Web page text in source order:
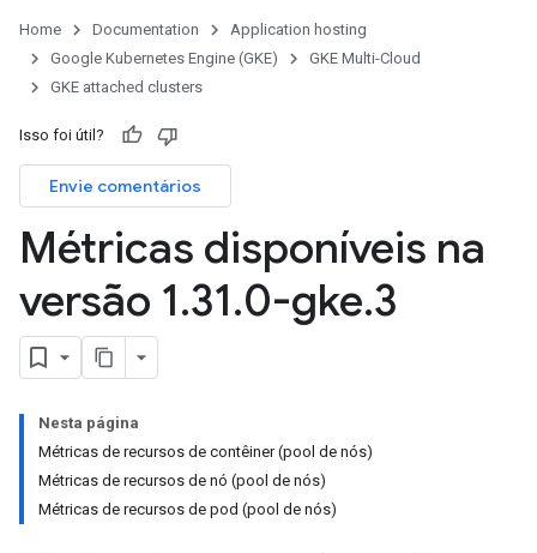
Home Documentation
Application hosting
Google Kubernetes Engine (GKE)
GKE Multi-Cloud
GKE attached clusters
Isso foi útil?
Envie comentários
Métricas disponíveis na
versão 1.31.0-gke.3
Nesta página
Métricas de recursos de contêiner (pool de nós)
Métricas de recursos de nó (pool de nós)
Métricas de recursos de pod (pool de nós)